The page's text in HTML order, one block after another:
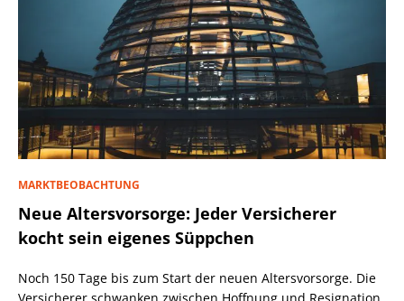
MARKTBEOBACHTUNG
Neue Altersvorsorge: Jeder Versicherer
kocht sein eigenes Süppchen
Noch 150 Tage bis zum Start der neuen Altersvorsorge. Die